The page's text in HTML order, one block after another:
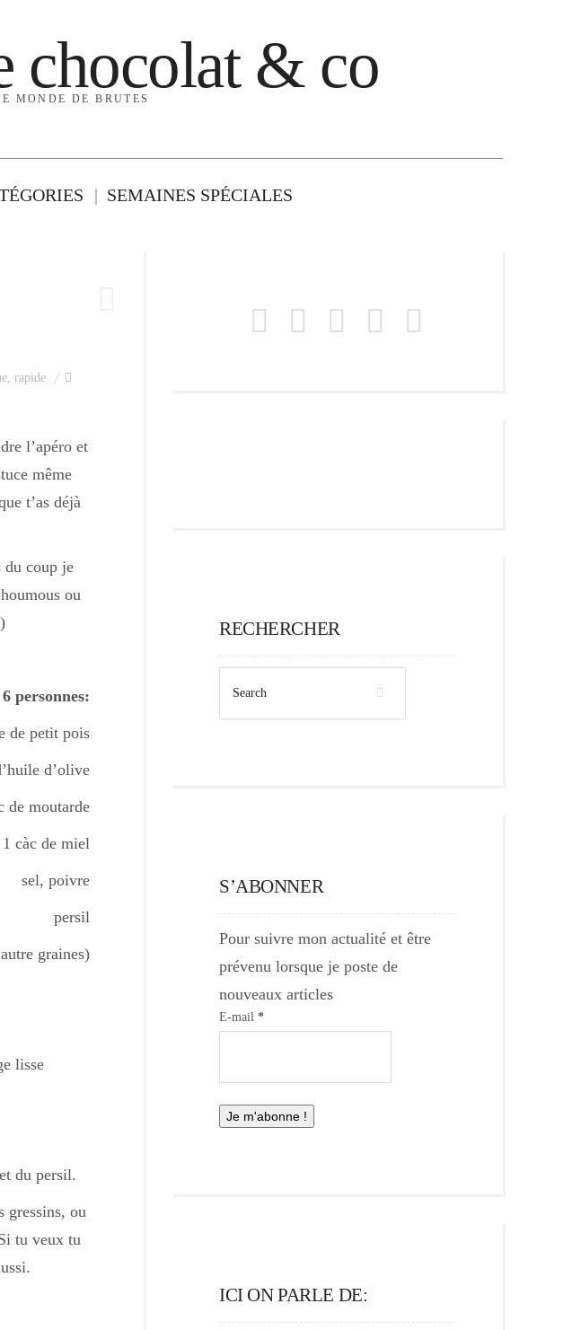
chocolat & co
MONDE DE BRUTES
SEMAINES SPÉCIALES
, rapide
l’apéro et
même
t’as déjà
du coup je
ou
personnes:
de petit pois
d’olive
de moutarde
1 càc de miel
sel, poivre
persil
graines)
lisse
du persil.
gressins, ou
tu veux tu
RECHERCHER
S’ABONNER
Pour suivre mon actualité et être
prévenu lorsque je poste de
nouveaux articles
E-mail *
ICI ON PARLE DE: